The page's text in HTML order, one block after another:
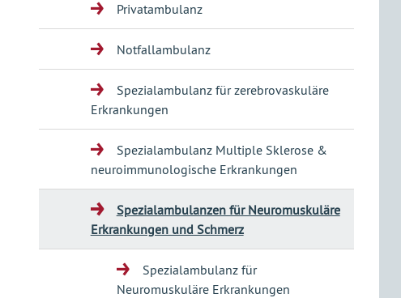
Privatambulanz
Notfallambulanz
Spezialambulanz für zerebrovaskuläre
Erkrankungen
Spezialambulanz Multiple Sklerose &
neuroimmunologische Erkrankungen
Spezialambulanzen für Neuromuskuläre
Erkrankungen und Schmerz
Spezialambulanz für
Neuromuskuläre Erkrankungen